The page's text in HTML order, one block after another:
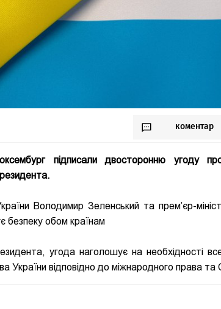
коментар
підписали двосторонню угоду
Володимир Зеленський та прем’єр-
безпеку обом країнам
угода наголошує на необхідності
України відповідно до міжнародного права